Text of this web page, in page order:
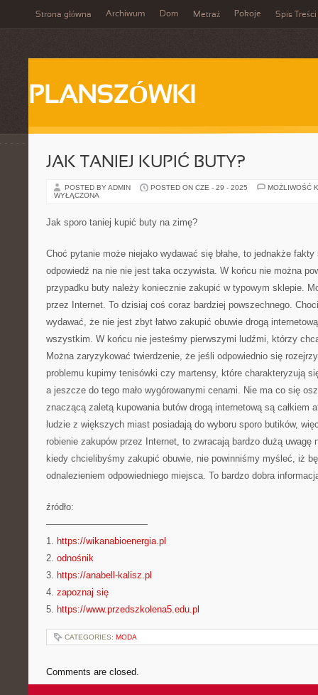
Strona główna Archiwum Dom Metraż Pokoje Spis Treści
PLANSZÓWKI
JAK TANIEJ KUPIĆ BUTY?
POSTED BY ADMIN POSTED ON CZE - 29 - 2025
MOŻLIWOŚĆ
WYŁĄCZONA
Jak sporo taniej kupić buty na zimę?
Choć pytanie może niejako wydawać się błahe, to jednakże
odpowiedź na nie nie jest taka oczywista. W końcu nie można
przypadku buty należy koniecznie zakupić w typowym sklepie.
przez Internet. To dzisiaj coś coraz bardziej powszechnego.
wydawać, że nie jest zbyt łatwo zakupić obuwie drogą
wszystkim. W końcu nie jesteśmy pierwszymi ludźmi, którzy
Można zaryzykować twierdzenie, że jeśli odpowiednio się
problemu kupimy tenisówki czy martensy, które charakteryzują
a jeszcze do tego mało wygórowanymi cenami. Nie ma co się
znaczącą zaletą kupowania butów drogą internetową są całkiem
ludzie z większych miast posiadają do wyboru sporo butików,
robienie zakupów przez Internet, to zwracają bardzo dużą uwagę
kiedy chcielibyśmy zakupić obuwie, nie powinniśmy myśleć, iż
odnalezieniem odpowiedniego miejsca. To bardzo dobra
źródło:
———————————
1. https://wikanabioenergia.pl
2. odnośnik
3. https://anabell-kalisz.pl
4. zapoznaj się
5. https://www.przedszkolena5.edu.pl
CATEGORIES: MODA
Comments are closed.